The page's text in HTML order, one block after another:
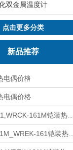
双金属温度计
点击更多分类
新品推荐
电偶价格
电偶价格